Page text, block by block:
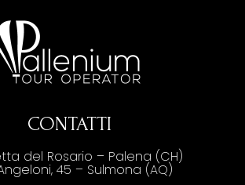
CONTATTI
del Rosario – Palena (CH)
45 – Sulmona (AQ)